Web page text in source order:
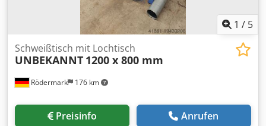
1 / 5
Rödermark 176 km
Schweißtisch mit Lochtisch
UNBEKANNT 1200 x 800 mm
Preisinfo Anrufen